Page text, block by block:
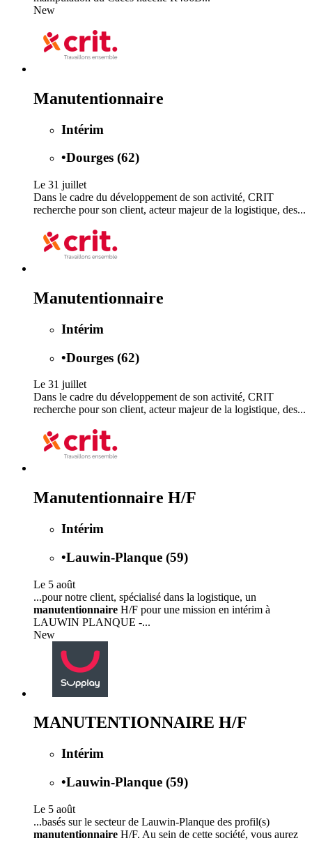
New
Manutentionnaire
Intérim
•Dourges (62)
Le 31 juillet
Dans le cadre du développement de son activité, CRIT
recherche pour son client, acteur majeur de la logistique, des...
Manutentionnaire
Intérim
•Dourges (62)
Le 31 juillet
Dans le cadre du développement de son activité, CRIT
recherche pour son client, acteur majeur de la logistique, des...
Manutentionnaire H/F
Intérim
•Lauwin-Planque (59)
Le 5 août
...pour notre client, spécialisé dans la logistique, un
manutentionnaire H/F pour une mission en intérim à
LAUWIN PLANQUE -...
New
MANUTENTIONNAIRE H/F
Intérim
•Lauwin-Planque (59)
Le 5 août
...basés sur le secteur de Lauwin-Planque des profil(s)
manutentionnaire H/F. Au sein de cette société, vous aurez